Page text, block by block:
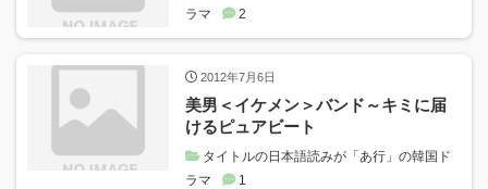
ラマ
2
2012年7月6日
美男＜イケメン＞バンド～キミに届
けるピュアビート
タイトルの日本語読みが「あ行」の韓国ド
ラマ
1